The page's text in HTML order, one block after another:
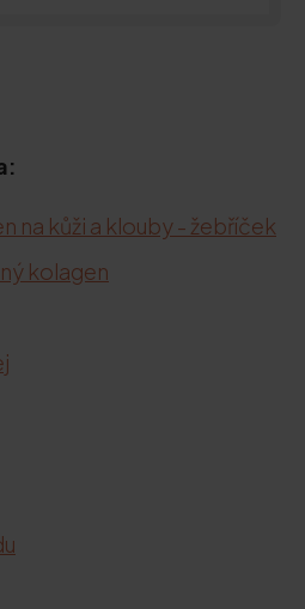
na kůži a klouby - žebříček
kolagen